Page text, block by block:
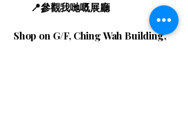
📍參觀我哋嘅展廳
Shop on G/F, Ching Wah Building,